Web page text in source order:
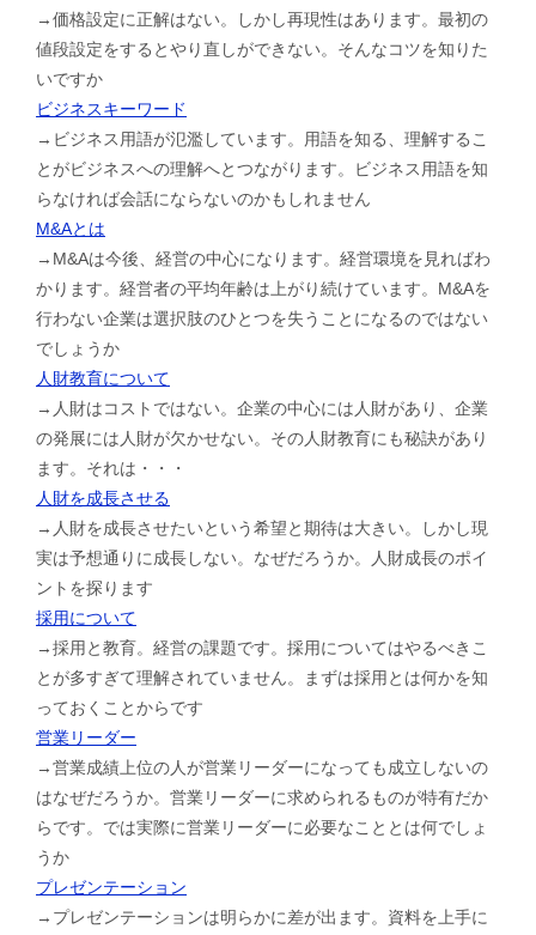
→価格設定に正解はない。しかし再現性はあります。最初の
値段設定をするとやり直しができない。そんなコツを知りた
いですか
ビジネスキーワード
→ビジネス用語が氾濫しています。用語を知る、理解するこ
とがビジネスへの理解へとつながります。ビジネス用語を知
らなければ会話にならないのかもしれません
M&Aとは
→M&Aは今後、経営の中心になります。経営環境を見ればわ
かります。経営者の平均年齢は上がり続けています。M&Aを
行わない企業は選択肢のひとつを失うことになるのではない
でしょうか
人財教育について
→人財はコストではない。企業の中心には人財があり、企業
の発展には人財が欠かせない。その人財教育にも秘訣があり
ます。それは・・・
人財を成長させる
→人財を成長させたいという希望と期待は大きい。しかし現
実は予想通りに成長しない。なぜだろうか。人財成長のポイ
ントを探ります
採用について
→採用と教育。経営の課題です。採用についてはやるべきこ
とが多すぎて理解されていません。まずは採用とは何かを知
っておくことからです
営業リーダー
→営業成績上位の人が営業リーダーになっても成立しないの
はなぜだろうか。営業リーダーに求められるものが特有だか
らです。では実際に営業リーダーに必要なこととは何でしょ
うか
プレゼンテーション
→プレゼンテーションは明らかに差が出ます。資料を上手に